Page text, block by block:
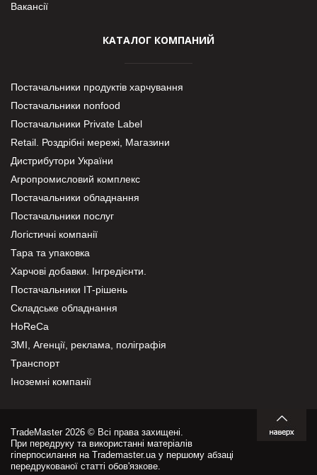
Вакансії
КАТАЛОГ КОМПАНИЙ
Постачальники продуктів харчування
Постачальники nonfood
Постачальники Private Label
Retail. Роздрібні мережі, Магазини
Дистрибутори України
Агропромисловий комплекс
Постачальники обладнання
Постачальники послуг
Логістичні компанії
Тара та упаковка
Харчові добавки. Інгредієнти.
Постачальники IT-рішень
Складське обладнання
HoReCa
ЗМІ, Агенції, реклама, поліграфія
Транспорт
Іноземні компанії
TradeMaster 2026 © Всі права захищені.
При передруку та використанні матеріалів
гіперпосилання на Trademaster.ua у першому абзаці
передрукованої статті обов'язкове.